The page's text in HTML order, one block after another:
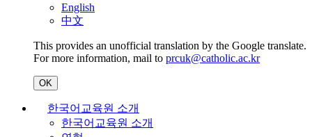
English
中文
This provides an unofficial translation by the Google translate.
For more information, mail to prcuk@catholic.ac.kr
OK
한국어교육원 소개
한국어교육원 소개